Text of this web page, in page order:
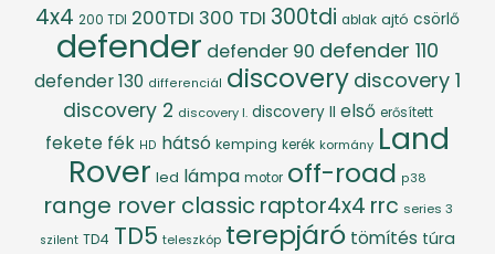
4x4 200 TDI 200TDI 300 TDI 300tdi ablak ajtó csörlő
defender defender 90 defender 110
defender 130 differenciál discovery discovery 1
discovery 2 discovery I. discovery II első erősített
fekete fék HD hátsó kemping kerék kormány Land
Rover led lámpa motor off-road p38
range rover classic raptor4x4 rrc series 3
szilent TD4 TD5 teleszkóp terepjáró tömítés túra